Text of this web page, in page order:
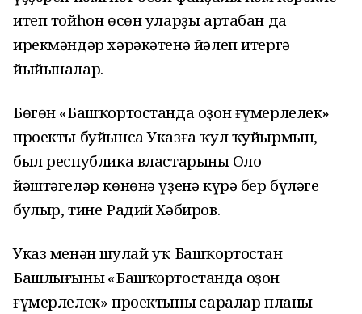
итеп тойһон өсөн уларҙы артабан да
ирекмәндәр хәрәкәтенә йәлеп итергә
йыйыналар.
Бөгөн «Башҡортостанда оҙон ғүмерлелек»
проекты буйынса Указға ҡул ҡуйырмын,
был республика властарының Оло
йәштәгеләр көнөнә үҙенә күрә бер бүләге
булыр, тине Радий Хәбиров.
Указ менән шулай уҡ Башҡортостан
Башлығының «Башҡортостанда оҙон
ғүмерлелек» проектының саралар планы